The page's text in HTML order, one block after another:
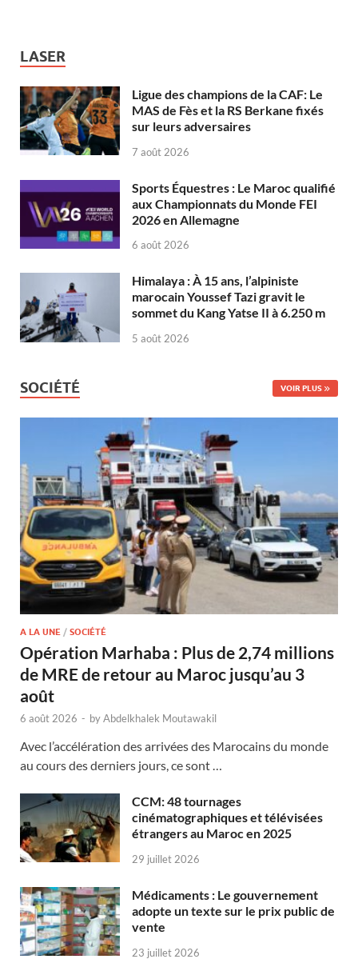
LASER
Ligue des champions de la CAF: Le
MAS de Fès et la RS Berkane fixés
sur leurs adversaires
7 août 2026
Sports Équestres : Le Maroc qualifié
aux Championnats du Monde FEI
2026 en Allemagne
6 août 2026
Himalaya : À 15 ans, l’alpiniste
marocain Youssef Tazi gravit le
sommet du Kang Yatse II à 6.250 m
5 août 2026
SOCIÉTÉ VOIR PLUS
A LA UNE / SOCIÉTÉ
Opération Marhaba : Plus de 2,74 millions
de MRE de retour au Maroc jusqu’au 3
août
6 août 2026 - byAbdelkhalek Moutawakil
Avec l’accélération des arrivées des Marocains du monde
au cours des derniers jours, ce sont …
CCM: 48 tournages
cinématographiques et télévisées
étrangers au Maroc en 2025
29 juillet 2026
Médicaments : Le gouvernement
adopte un texte sur le prix public de
vente
23 juillet 2026